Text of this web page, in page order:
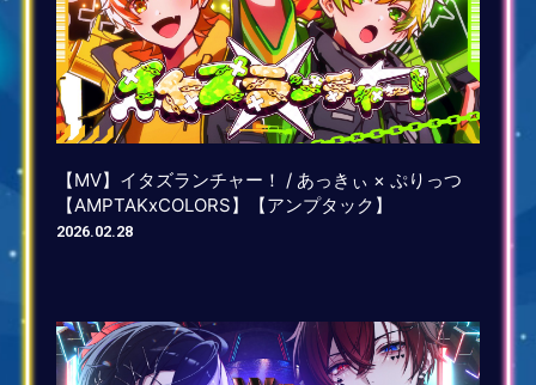
【MV】イタズランチャー！ / あっきぃ × ぷりっつ
【AMPTAKxCOLORS】【アンプタック】
2026.02.28